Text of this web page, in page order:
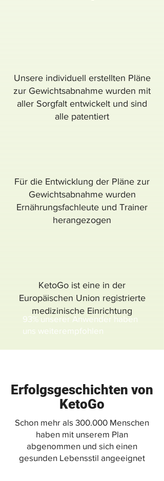
Unsere individuell erstellten Pläne
zur Gewichtsabnahme wurden mit
aller Sorgfalt entwickelt und sind
alle patentiert
Für die Entwicklung der Pläne zur
Gewichtsabnahme wurden
Ernährungsfachleute und Trainer
herangezogen
KetoGo ist eine in der
Europäischen Union registrierte
medizinische Einrichtung
93% unserer Anwender haben
uns weiterempfohlen
Erfolgsgeschichten von
KetoGo
Schon mehr als 300.000 Menschen
haben mit unserem Plan
abgenommen und sich einen
gesunden Lebensstil angeeignet